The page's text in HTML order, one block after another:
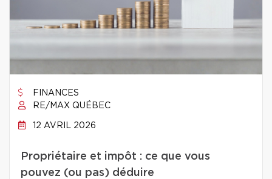
FINANCES
RE/MAX QUÉBEC
12 AVRIL 2026
Propriétaire et impôt : ce que vous
pouvez (ou pas) déduire